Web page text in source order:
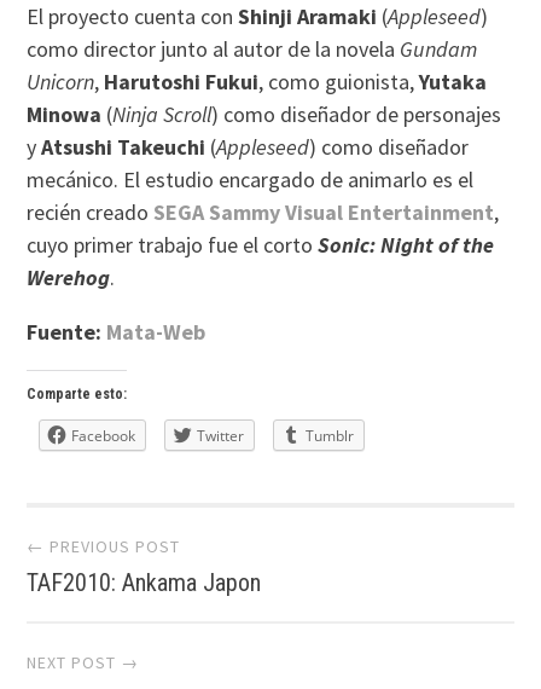
El proyecto cuenta conShinji Aramaki (Appleseed)
como director junto al autor de la novela Gundam
Unicorn, Harutoshi Fukui, como guionista,Yutaka
Minowa (Ninja Scroll) como diseñador de personajes
yAtsushi Takeuchi (Appleseed) como diseñador
mecánico. El estudio encargado de animarlo es el
recién creado SEGA Sammy Visual Entertainment,
cuyo primer trabajo fue el cortoSonic: Night of the
Werehog.
Fuente: Mata-Web
Comparte esto:
Facebook Twitter Tumblr
Post
navigation
← PREVIOUS POST
TAF2010: Ankama Japon
NEXT POST →